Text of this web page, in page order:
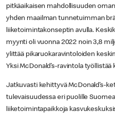
pitkäaikaisen mahdollisuuden
yhden maailman tunnetuimman
liiketoimintakonseptin avulla.
myynti oli vuonna 2022 noin 3,8
ylittää pikaruokaravintoloiden
Yksi McDonald’s-ravintola
Jatkuvasti kehittyvä McDonald’s-
tulevaisuudessa eri puolille
liiketoimintapaikkoja